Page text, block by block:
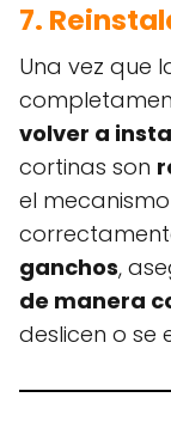
7.
Una vez que
volver a
cortinas son
el
ganchos,
de manera
deslicen o se